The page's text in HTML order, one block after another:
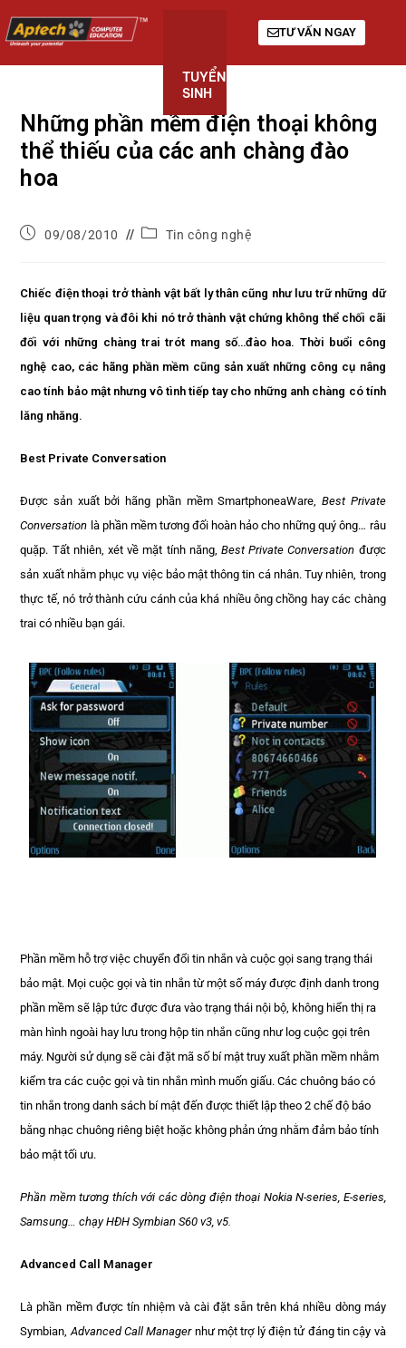
TUYỂN
SINH
TƯ VẤN NGAY
Những phần mềm điện thoại không
thể thiếu của các anh chàng đào
hoa
09/08/2010 Tin công nghệ
Chiếc điện thoại trở thành vật bất ly thân cũng như lưu trữ những dữ
liệu quan trọng và đôi khi nó trở thành vật chứng không thể chối cãi
đối với những chàng trai trót mang số…đào hoa. Thời buổi công
nghệ cao, các hãng phần mềm cũng sản xuất những công cụ nâng
cao tính bảo mật nhưng vô tình tiếp tay cho những anh chàng có tính
lăng nhăng.
Best Private Conversation
Được sản xuất bởi hãng phần mềm SmartphoneaWare, Best Private
Conversation là phần mềm tương đối hoàn hảo cho những quý ông… râu
quặp. Tất nhiên, xét về mặt tính năng, Best Private Conversation được
sản xuất nhằm phục vụ việc bảo mật thông tin cá nhân. Tuy nhiên, trong
thực tế, nó trở thành cứu cánh của khá nhiều ông chồng hay các chàng
trai có nhiều bạn gái.
Phần mềm hỗ trợ việc chuyển đổi tin nhắn và cuộc gọi sang trạng thái
bảo mật. Mọi cuộc gọi và tin nhắn từ một số máy được định danh trong
phần mềm sẽ lập tức được đưa vào trạng thái nội bộ, không hiển thị ra
màn hình ngoài hay lưu trong hộp tin nhắn cũng như log cuộc gọi trên
máy. Người sử dụng sẽ cài đặt mã số bí mật truy xuất phần mềm nhằm
kiểm tra các cuộc gọi và tin nhắn mình muốn giấu. Các chuông báo có
tin nhắn trong danh sách bí mật đến được thiết lập theo 2 chế độ báo
bằng nhạc chuông riêng biệt hoặc không phản ứng nhằm đảm bảo tính
bảo mật tối ưu.
Phần mềm tương thích với các dòng điện thoại Nokia N-series, E-series,
Samsung… chạy HĐH Symbian S60 v3, v5.
Advanced Call Manager
Là phần mềm được tín nhiệm và cài đặt sẵn trên khá nhiều dòng máy
Symbian,Advanced Call Managernhư một trợ lý điện tử đáng tin cậy và